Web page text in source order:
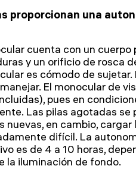
proporcionan una
cuenta con un
y un orificio de rosca
es cómodo de
El monocular de
pues en
Las pilas agotadas
nuevas, en cambio, cargar
difícil. La
es de 4 a 10 horas,
la iluminación de fondo.